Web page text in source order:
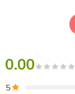
0.00
5